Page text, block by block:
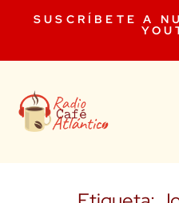
SUSCRÍBETE A